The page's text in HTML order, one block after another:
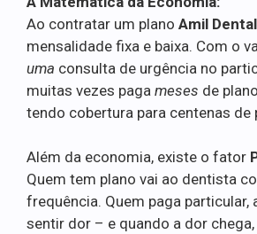
Ao contratar um plano Amil Dental
mensalidade fixa e baixa. Com o
uma consulta de urgência no
muitas vezes paga meses de
tendo cobertura para centenas de
Além da economia, existe o fator
Quem tem plano vai ao dentista
frequência. Quem paga particular,
sentir dor – e quando a dor